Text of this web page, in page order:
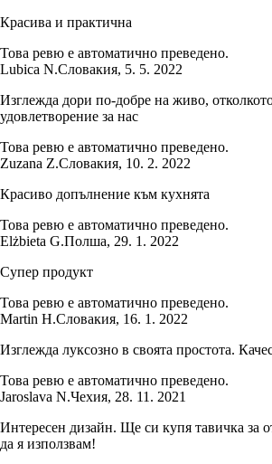
Красива и практична
Това ревю е автоматично преведено.
Lubica N.Словакия, 5. 5. 2022
Изглежда дори по-добре на живо,
удовлетворение за нас
Това ревю е автоматично преведено.
Zuzana Z.Словакия, 10. 2. 2022
Красиво допълнение към кухнята
Това ревю е автоматично преведено.
Elżbieta G.Полша, 29. 1. 2022
Супер продукт
Това ревю е автоматично преведено.
Martin H.Словакия, 16. 1. 2022
Изглежда луксозно в своята простота.
Това ревю е автоматично преведено.
Jaroslava N.Чехия, 28. 11. 2021
Интересен дизайн. Ще си купя тавичка за
да я използвам!